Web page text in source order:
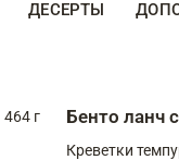
ДЕСЕРТЫ
464 г Бенто ланч
Креветки